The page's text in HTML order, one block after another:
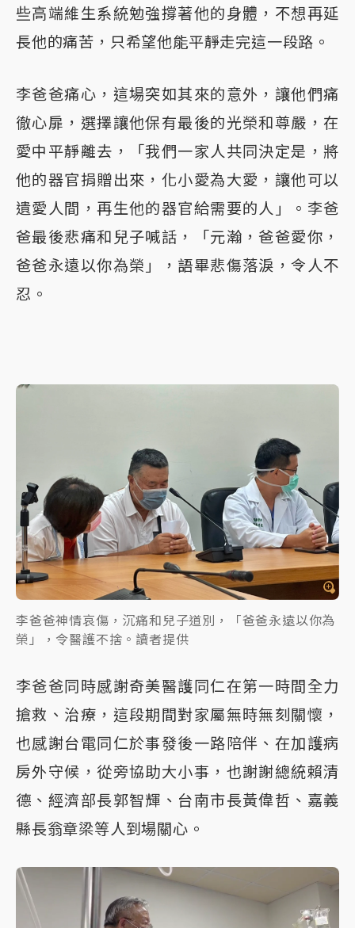
些高端維生系統勉強撐著他的身體，不想再延
長他的痛苦，只希望他能平靜走完這一段路。
李爸爸痛心，這場突如其來的意外，讓他們痛
徹心扉，選擇讓他保有最後的光榮和尊嚴，在
愛中平靜離去，「我們一家人共同決定是，將
他的器官捐贈出來，化小愛為大愛，讓他可以
遺愛人間，再生他的器官給需要的人」。李爸
爸最後悲痛和兒子喊話，「元瀚，爸爸愛你，
爸爸永遠以你為榮」，語畢悲傷落淚，令人不
忍。
李爸爸神情哀傷，沉痛和兒子道別，「爸爸永遠以你為
榮」，令醫護不捨。讀者提供
李爸爸同時感謝奇美醫護同仁在第一時間全力
搶救、治療，這段期間對家屬無時無刻關懷，
也感謝台電同仁於事發後一路陪伴、在加護病
房外守候，從旁協助大小事，也謝謝總統賴清
德、經濟部長郭智輝、台南市長黃偉哲、嘉義
縣長翁章梁等人到場關心。